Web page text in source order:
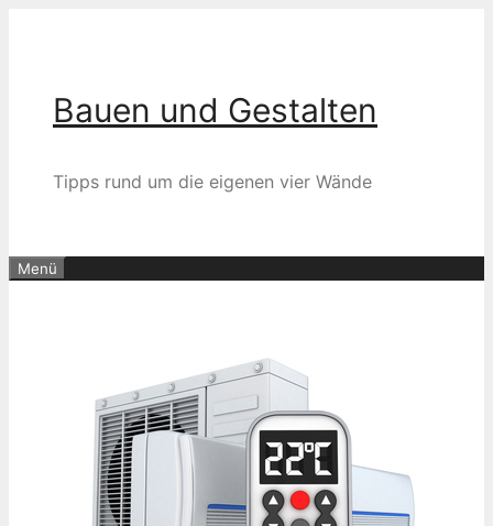
Bauen und Gestalten
Tipps rund um die eigenen vier Wände
Menü